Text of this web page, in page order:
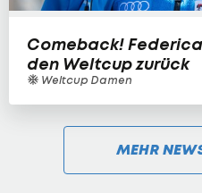
Comeback!
den Weltcup zurück
Weltcup Damen
MEHR